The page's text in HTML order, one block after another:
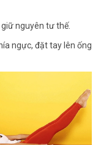
nguyên tư thế.
ngực, đặt tay lên ống